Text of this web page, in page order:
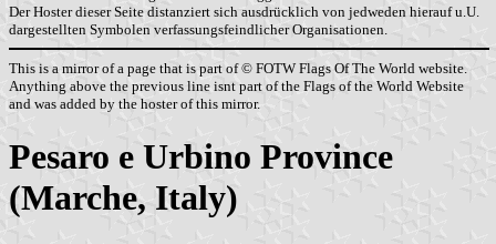
Der Hoster dieser Seite distanziert sich ausdrücklich von jedweden hierauf u.U.
dargestellten Symbolen verfassungsfeindlicher Organisationen.
This is a mirror of a page that is part of © FOTW Flags Of The World website.
Anything above the previous line isnt part of the Flags of the World Website
and was added by the hoster of this mirror.
Pesaro e Urbino Province
(Marche, Italy)